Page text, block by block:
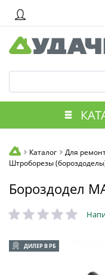
Каталог Для
Штроборезы
Бороздодел
ДИЛЕР В РБ